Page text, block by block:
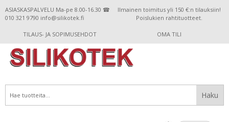
ASIASKASPALVELU Ma-pe 8.00-16.30 ☎
010 321 9790 info@silikotek.fi
Ilmainen toimitus yli 150 €:n tilauksiin!
Poislukien rahtituotteet.
TILAUS- JA SOPIMUSEHDOT OMA TILI